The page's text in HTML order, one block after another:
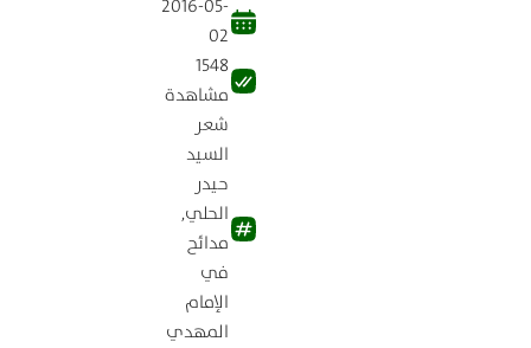
2016-05-
02
1548
مشاهدة
شعر
السيد
حيدر
الحلي,
مدائح
في
الإمام
المهدي